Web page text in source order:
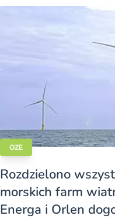
OZE
Rozdzielono
morskich farm
Energa i Orlen